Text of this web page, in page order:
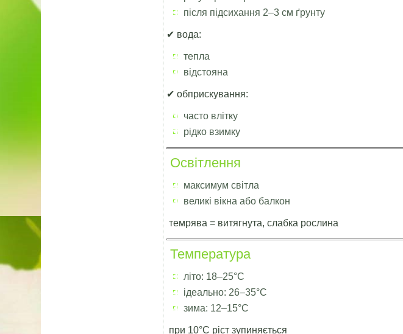
після підсихання 2–3 см ґрунту
✔ вода:
тепла
відстояна
✔ обприскування:
часто влітку
рідко взимку
Освітлення
максимум світла
великі вікна або балкон
темрява = витягнута, слабка рослина
Температура
літо: 18–25°C
ідеально: 26–35°C
зима: 12–15°C
при 10°C ріст зупиняється